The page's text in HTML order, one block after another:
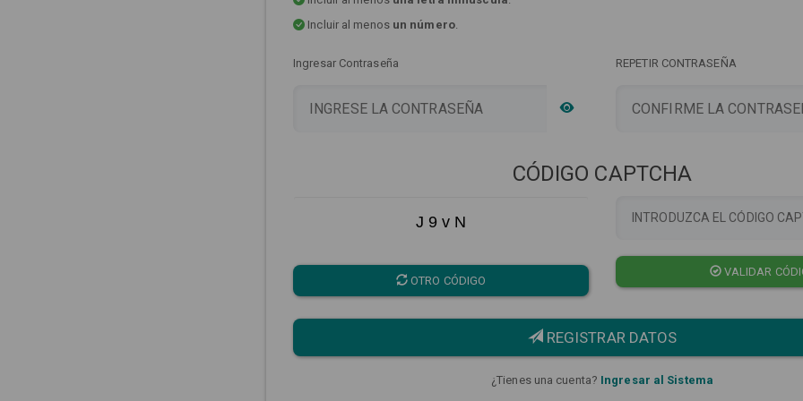
Incluir al menos un número.
Ingresar Contraseña REPETIR CONTRASEÑA
CÓDIGO CAPTCHA
J 9 v N
OTRO CÓDIGO
VALIDAR
REGISTRAR DATOS
¿Tienes una cuenta? Ingresar al Sistema